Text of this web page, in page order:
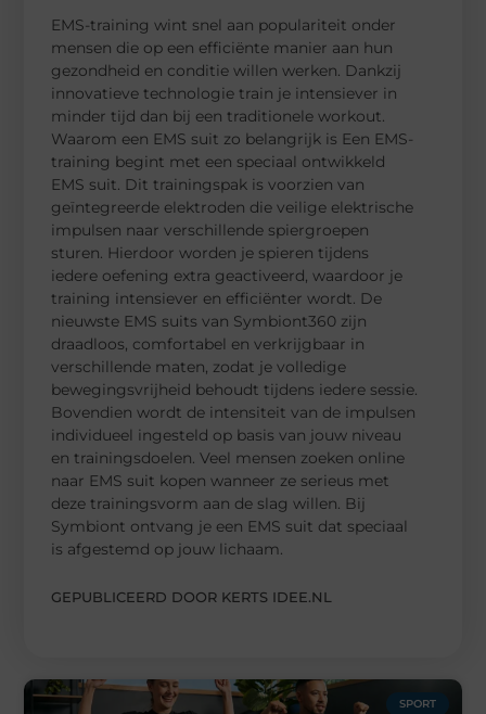
EMS-training wint snel aan populariteit onder
mensen die op een efficiënte manier aan hun
gezondheid en conditie willen werken. Dankzij
innovatieve technologie train je intensiever in
minder tijd dan bij een traditionele workout.
Waarom een EMS suit zo belangrijk is Een EMS-
training begint met een speciaal ontwikkeld
EMS suit. Dit trainingspak is voorzien van
geïntegreerde elektroden die veilige elektrische
impulsen naar verschillende spiergroepen
sturen. Hierdoor worden je spieren tijdens
iedere oefening extra geactiveerd, waardoor je
training intensiever en efficiënter wordt. De
nieuwste EMS suits van Symbiont360 zijn
draadloos, comfortabel en verkrijgbaar in
verschillende maten, zodat je volledige
bewegingsvrijheid behoudt tijdens iedere sessie.
Bovendien wordt de intensiteit van de impulsen
individueel ingesteld op basis van jouw niveau
en trainingsdoelen. Veel mensen zoeken online
naar EMS suit kopen wanneer ze serieus met
deze trainingsvorm aan de slag willen. Bij
Symbiont ontvang je een EMS suit dat speciaal
is afgestemd op jouw lichaam.
GEPUBLICEERD DOOR KERTS IDEE.NL
SPORT